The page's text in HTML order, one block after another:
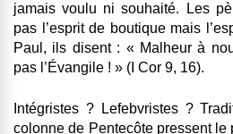
jamais voulu ni souhaité. Les
pas l’esprit de boutique mais
Paul, ils disent : « Malheur à
pas l’Évangile ! » (I Cor 9, 16).
Intégristes ? Lefebvristes ?
colonne de Pentecôte pressent